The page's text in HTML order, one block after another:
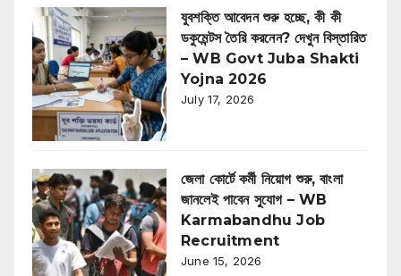
যুবশক্তি আবেদন শুরু হচ্ছে, কী কী
ডকুমেন্টস তৈরি করনেন? দেখুন বিস্তারিত
– WB Govt Juba Shakti
Yojna 2026
July 17, 2026
জেলা কোর্টে কর্মী নিয়োগ শুরু, বাংলা
জানলেই পাবেন সুযোগ – WB
Karmabandhu Job
Recruitment
June 15, 2026